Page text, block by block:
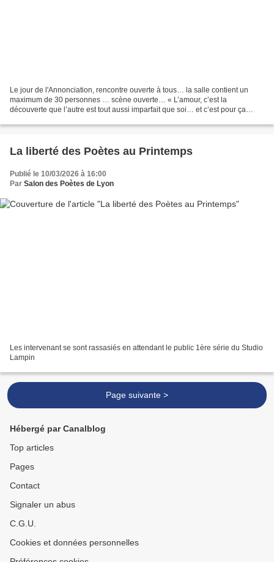
Le jour de l'Annonciation, rencontre ouverte à tous… la salle contient un
maximum de 30 personnes … scène ouverte… « L’amour, c’est la
découverte que l’autre est tout aussi imparfait que soi… et c’est pour ça
La liberté des Poètes au Printemps
Publié le 10/03/2026 à 16:00
Par Salon des Poètes de Lyon
Les intervenant se sont rassasiés en attendant le public 1ère série du Studio
Lampin
Page suivante >
Hébergé par Canalblog
Top articles
Pages
Contact
Signaler un abus
C.G.U.
Cookies et données personnelles